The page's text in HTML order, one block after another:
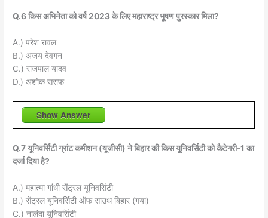
Q.6 किस अभिनेता को वर्ष 2023 के लिए महाराष्ट्र भूषण पुरस्कार मिला?
A.) परेश रावल
B.) अजय देवगन
C.) राजपाल यादव
D.) अशोक सराफ
Show Answer
Q.7 यूनिवर्सिटी ग्रांट कमीशन (यूजीसी) ने बिहार की किस यूनिवर्सिटी को कैटेगरी-1 का
दर्जा दिया है?
A.) महात्मा गांधी सेंट्रल यूनिवर्सिटी
B.) सेंट्रल यूनिवर्सिटी ऑफ साउथ बिहार (गया)
C.) नालंदा यूनिवर्सिटी